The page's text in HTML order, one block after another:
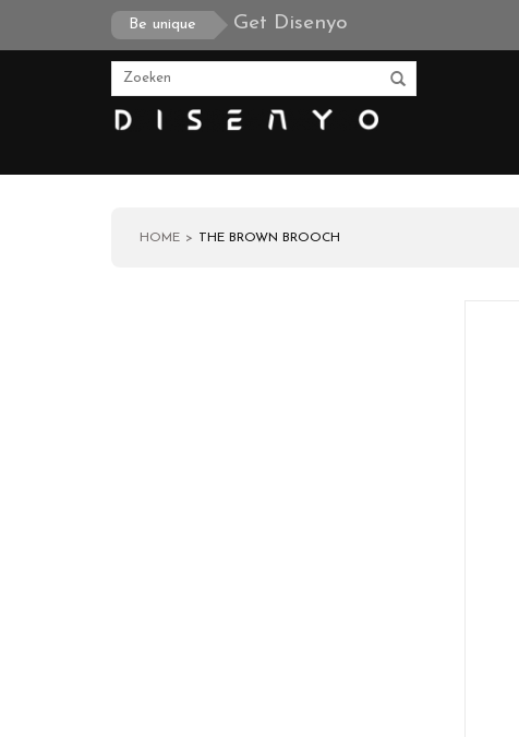
Be unique Get Disenyo
HOME THE BROWN BROOCH